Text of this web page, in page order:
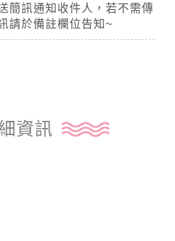
簡訊通知收件人，若不需傳
請於備註欄位告知~
資訊